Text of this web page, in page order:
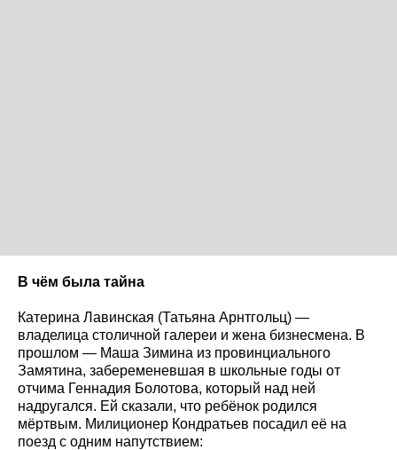
В чём была тайна
Катерина Лавинская (Татьяна Арнтгольц) —
владелица столичной галереи и жена бизнесмена. В
прошлом — Маша Зимина из провинциального
Замятина, забеременевшая в школьные годы от
отчима Геннадия Болотова, который над ней
надругался. Ей сказали, что ребёнок родился
мёртвым. Милиционер Кондратьев посадил её на
поезд с одним напутствием: